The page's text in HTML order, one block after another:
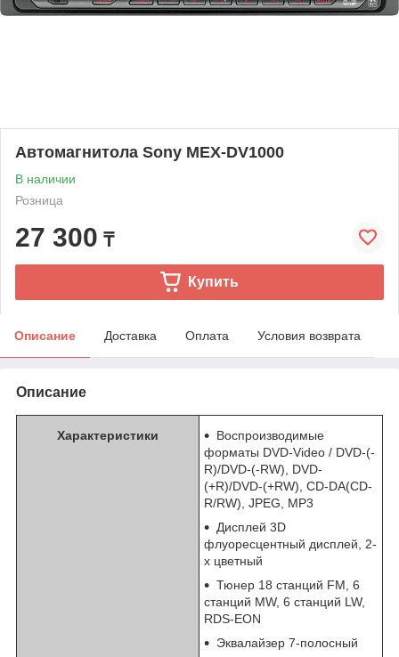
Автомагнитола Sony MEX-DV1000
В наличии
Розница
27 300 ₸
Купить
Описание Доставка Оплата Условия возврата
Описание
Характеристики
Воспроизводимые
форматы DVD-Video / DVD-(-
R)/DVD-(-RW), DVD-
(+R)/DVD-(+RW), CD-DA(CD-
R/RW), JPEG, MP3
Дисплей 3D
флуоресцентный дисплей, 2-
х цветный
Тюнер 18 станций FM, 6
станций MW, 6 станций LW,
RDS-EON
Эквалайзер 7-полосный